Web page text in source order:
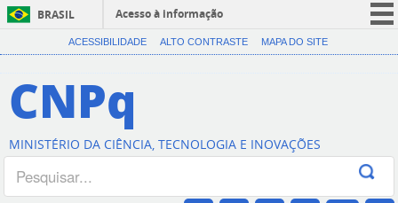
BRASIL
Acesso à informação
CORONAVÍRUS (COVID-19)
Canais
ACESSIBILIDADE ALTO CONTRASTE MAPA DO SITE
CNPq
MINISTÉRIO DA CIÊNCIA, TECNOLOGIA E INOVAÇÕES